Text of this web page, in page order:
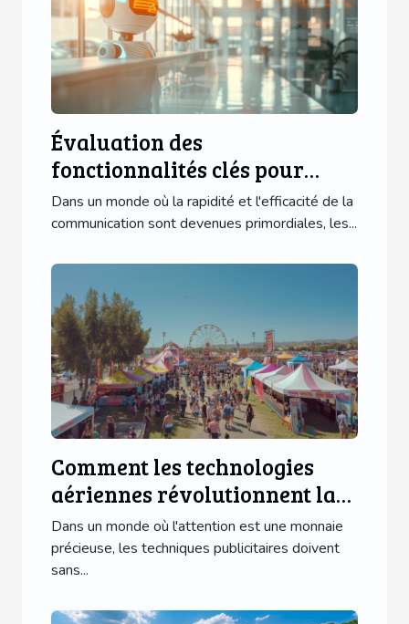
Évaluation des
fonctionnalités clés pour
optimiser l'interaction client
via chatbots
Dans un monde où la rapidité et l'efficacité de la
communication sont devenues primordiales, les...
Comment les technologies
aériennes révolutionnent la
publicité événementielle
Dans un monde où l'attention est une monnaie
précieuse, les techniques publicitaires doivent
sans...